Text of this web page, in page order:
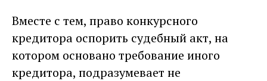
Вместе с тем, право конкурсного
кредитора оспорить судебный акт, на
котором основано требование иного
кредитора, подразумевает не